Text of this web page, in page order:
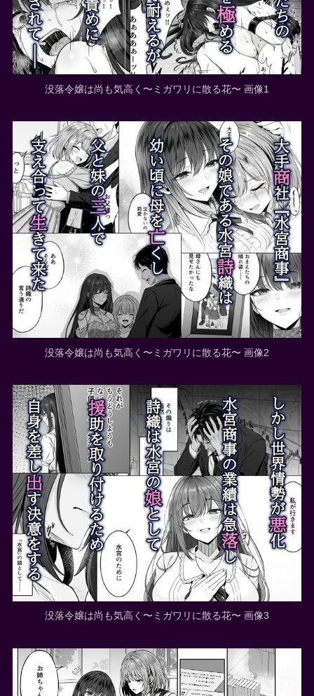
没落令嬢は尚も気高く〜ミガワリに散る花〜 画像1
没落令嬢は尚も気高く〜ミガワリに散る花〜 画像2
没落令嬢は尚も気高く〜ミガワリに散る花〜 画像3